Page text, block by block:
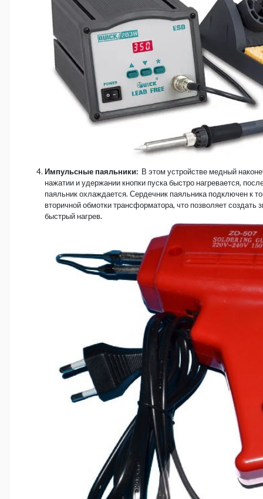
Импульсные паяльники: В этом устройстве медный
нажатии и удержании кнопки пуска быстро нагревается,
паяльник охлаждается. Сердечник паяльника подключен к
вторичной обмотки трансформатора, что позволяет создать
быстрый нагрев.